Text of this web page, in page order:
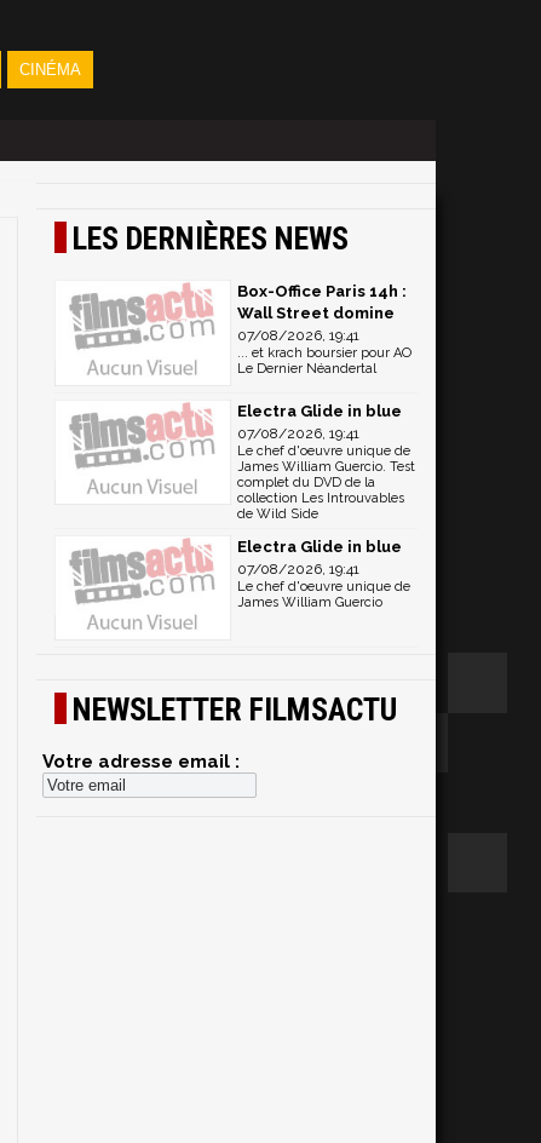
CINÉMA
LES DERNIÈRES NEWS
Box-Office Paris 14h :
Wall Street domine
07/08/2026, 19:41
... et krach boursier pour AO
Le Dernier Néandertal
Electra Glide in blue
07/08/2026, 19:41
Le chef d'oeuvre unique de
James William Guercio. Test
complet du DVD de la
collection Les Introuvables
de Wild Side
Electra Glide in blue
07/08/2026, 19:41
Le chef d'oeuvre unique de
James William Guercio
NEWSLETTER FILMSACTU
Votre adresse email :